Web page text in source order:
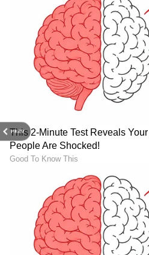
PREV
ಸ್ಮಾರ್ಟ್‌ಫೋನ್‌ಗಳು
ದ ಪ್ರಗತಿಯವರೆಗೆ
Technology News in
ನಿರಂತರವಾದ ಅಪ್‌ಡೇಟ್‌.
ತಜ್ಞರ ಮಾತುಗಳು, ವಿವರವಾದ
ನ್ಯೂಸ್‌ ಸಿಗುವ ಏಕೈಕ ತಾಣ
ನ್ಯೂಸ್‌. ಹೊಸಗ್ಯಾಜೆಟ್‌